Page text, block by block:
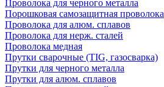
Проволока для черного металла
Порошковая самозащитная проволока
Проволока для алюм. сплавов
Проволока для нерж. сталей
Проволока медная
Прутки сварочные (TIG, газосварка)
Прутки для черного металла
Прутки для алюм. сплавов